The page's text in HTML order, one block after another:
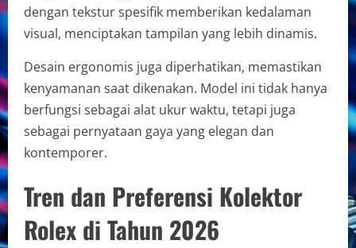
dengan tekstur spesifik memberikan kedalaman
visual, menciptakan tampilan yang lebih dinamis.
Desain ergonomis juga diperhatikan, memastikan
kenyamanan saat dikenakan. Model ini tidak hanya
berfungsi sebagai alat ukur waktu, tetapi juga
sebagai pernyataan gaya yang elegan dan
kontemporer.
Tren dan Preferensi Kolektor
Rolex di Tahun 2026